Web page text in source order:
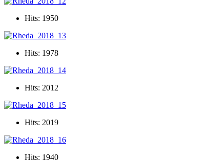
Hits: 1950
Hits: 1978
Hits: 2012
Hits: 2019
Hits: 1940